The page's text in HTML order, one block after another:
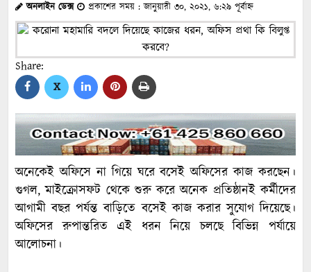
অনলাইন ডেক্স প্রকাশের সময় : জানুয়ারী ৩০, ২০২১, ৬:২৯ পূর্বাহ্ন
Share:
X
অনেকেই অফিসে না গিয়ে ঘরে বসেই অফিসের কাজ করছেন।
গুগল, মাইক্রোসফট থেকে শুরু করে অনেক প্রতিষ্ঠানই কর্মীদের
আগামী বছর পর্যন্ত বাড়িতে বসেই কাজ করার সুযোগ দিয়েছে।
অফিসের রুপান্তরিত এই ধরন নিয়ে চলছে বিভিন্ন পর্যায়ে
আলোচনা।